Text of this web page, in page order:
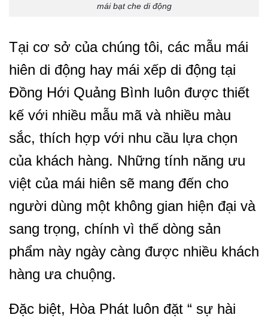
mái bạt che di động
Tại cơ sở của chúng tôi, các mẫu mái
hiên di động hay mái xếp di động tại
Đồng Hới Quảng Bình luôn được thiết
kế với nhiều mẫu mã và nhiều màu
sắc, thích hợp với nhu cầu lựa chọn
của khách hàng. Những tính năng ưu
việt của mái hiên sẽ mang đến cho
người dùng một không gian hiện đại và
sang trọng, chính vì thế dòng sản
phẩm này ngày càng được nhiều khách
hàng ưa chuộng.
Đặc biệt, Hòa Phát luôn đặt “ sự hài